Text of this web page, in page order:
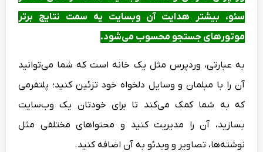
سئو، بیشتر هدایت آن وبسایت یه سمت نتایج برتر
موتورهای جستجو محسوب می‌شود.
به عبارتی، وردپرس مثل یک خانه است که شما می‌توانید
آن را با مبلمان و وسایل دلخواه خود تزئین کنید؛ پلتفرمی
که به شما کمک می‌کند تا برای خودتان یک وب‌سایت
بسازید، آن را مدیریت کنید و محتواهای مختلفی مثل
نوشته‌ها، تصاویر و ویدئو به آن اضافه کنید.